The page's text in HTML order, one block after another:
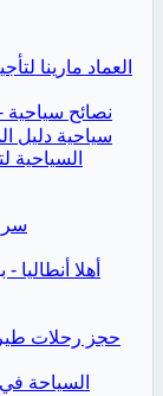
العماد مارينا
نصائح سياحية
سياحية دليل
أهلا أنطاليا
حجز رحلات
السياحة في